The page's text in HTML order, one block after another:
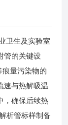
生及实验室
管的关键设
量污染物的
速与热解吸温
，确保后续热
析管标样制备